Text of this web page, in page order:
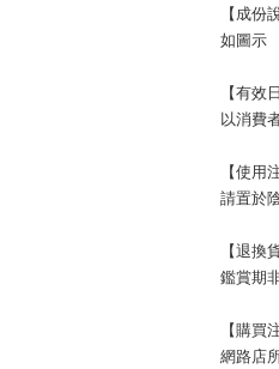
【成份
如圖示
【有效
以消費
【使用
請置於
【退換
鑑賞期
【購買
網路店